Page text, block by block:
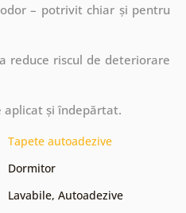
– potrivit chiar și pentru
reduce riscul de deteriorare
aplicat și îndepărtat.
Tapete autoadezive
Dormitor
Lavabile, Autoadezive